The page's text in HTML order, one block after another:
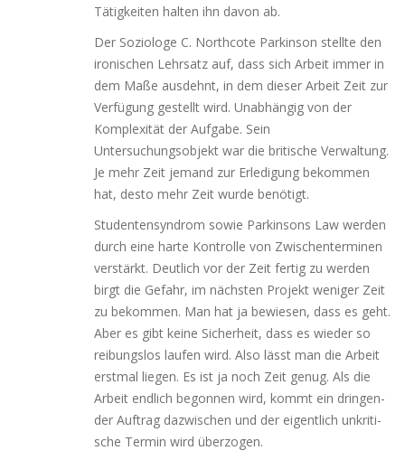
Tätigkeiten hal­ten ihn davon ab.
Der Soziologe C. Northcote Parkinson stell­te den
iro­ni­schen Lehrsatz auf, dass sich Arbeit immer in
dem Maße aus­dehnt, in dem die­ser Arbeit Zeit zur
Verfügung gestellt wird. Unabhängig von der
Komplexität der Aufgabe. Sein
Untersuchungsobjekt war die bri­ti­sche Verwaltung.
Je mehr Zeit jemand zur Erledigung bekom­men
hat, des­to mehr Zeit wur­de benötigt.
Studentensyndrom sowie Parkinsons Law wer­den
durch eine har­te Kontrolle von Zwischenterminen
ver­stärkt. Deutlich vor der Zeit fer­tig zu wer­den
birgt die Gefahr, im nächs­ten Projekt weni­ger Zeit
zu bekom­men. Man hat ja bewie­sen, dass es geht.
Aber es gibt kei­ne Sicherheit, dass es wie­der so
rei­bungs­los lau­fen wird. Also lässt man die Arbeit
erst­mal lie­gen. Es ist ja noch Zeit genug. Als die
Arbeit end­lich begon­nen wird, kommt ein drin­gen­
der Auftrag dazwi­schen und der eigent­lich unkri­ti­
sche Termin wird überzogen.